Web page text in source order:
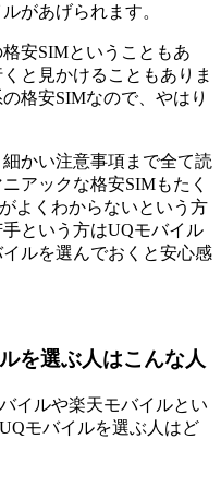
があげられます。
安SIMということもあ
と見かけることもありま
格安SIMなので、やはり
かい注意事項まで全て読
アックな格安SIMもたく
よくわからないという方
という方はUQモバイル
ルを選んでおくと安心感
を選ぶ人はこんな人
イルや楽天モバイルとい
モバイルを選ぶ人はど